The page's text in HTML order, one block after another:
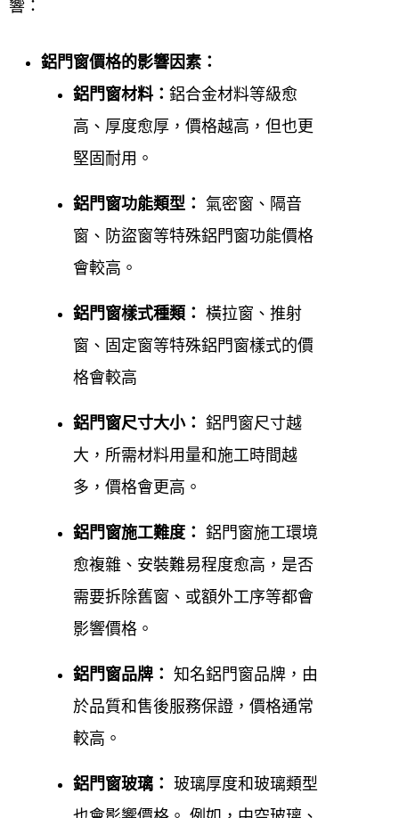
行動電話：0952696696。
Email： win82015566@gmail.com。
官方LINE ID：0952-696-696透過電話加入好
友進行線上估價與諮詢。
營業時間:
週一至週五 08:00-17:00
週六可預約 08:00-17:00
Google 評價：5.0顆星
官方網站: https://www.0800-707-808.com/
解更多資訊
服務區域：涵蓋台北內湖地區及新北市其他
區域。
台北內湖鋁門窗安裝、台北內湖鋁
台北內湖鋁門窗更換
熱忱服務帶給客戶，同時是台灣一線氣密窗、隔音窗
響：
鋁門窗價格的影響因素：
鋁門窗材料： 鋁合金材料等級愈
高、厚度愈厚，價格越高，但也更
堅固耐用。
鋁門窗功能類型：
氣密窗、隔音
窗、防盜窗等特殊鋁門窗功能價格
會較高。
鋁門窗樣式種類： 橫拉窗、推射
窗、固定窗等特殊鋁門窗樣式的價
格會較高
鋁門窗尺寸大小： 鋁門窗尺寸越
大，所需材料用量和施工時間越
多，價格會更高。
鋁門窗施工難度： 鋁門窗施工環境
愈複雜、安裝難易程度愈高，是否
需要拆除舊窗、或額外工序等都會
影響價格。
鋁門窗品牌： 知名鋁門窗品牌，由
於品質和售後服務保證，價格通常
較高。
鋁門窗玻璃： 玻璃厚度和玻璃類型